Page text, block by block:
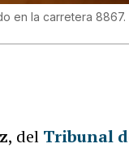
en la carretera 8867.
, del Tribunal